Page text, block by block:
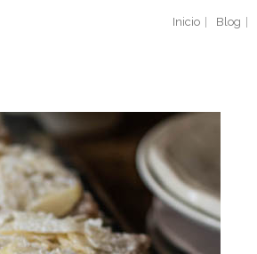
Inicio Blog